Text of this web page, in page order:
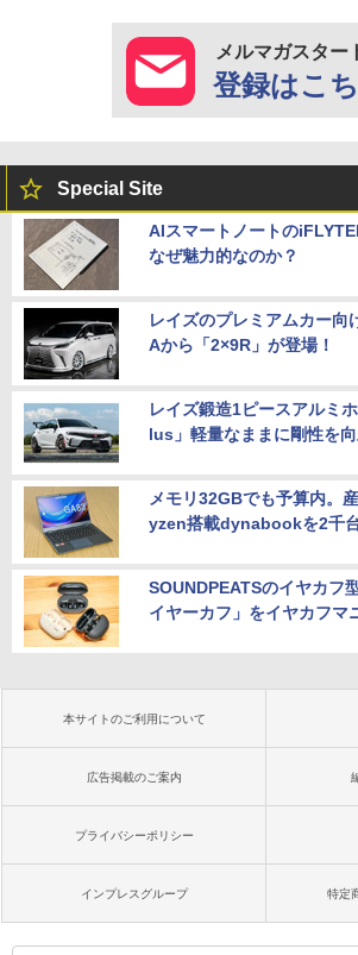
メルマガスター
登録はこ
Special Site
AIスマートノートの
なぜ魅力的なのか？
レイズのプレミアムカー向
Aから「2×9R」が登場！
レイズ鍛造1ピースアルミ
lus」軽量なままに剛性を
メモリ32GBでも予算内。
yzen搭載dynabookを2千
SOUNDPEATSのイヤカフ
イヤーカフ」をイヤカフマ
本サイトのご利用について
広告掲載のご案内
プライバシーポリシー
インプレスグループ 特定